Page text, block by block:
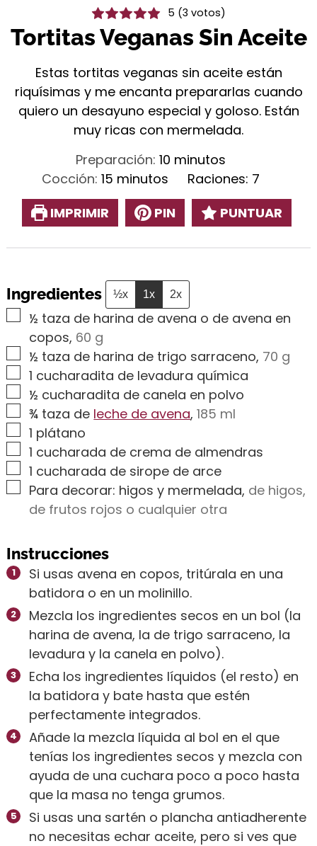
5 (3 votos)
Tortitas Veganas Sin Aceite
Estas tortitas veganas sin aceite están
riquísimas y me encanta prepararlas cuando
quiero un desayuno especial y goloso. Están
muy ricas con mermelada.
Preparación:10 minutos
minutos
Cocción:15 minutos
minutos Raciones: 7
IMPRIMIR
PIN PUNTUAR
Ingredientes ½x 1x 2x
▢
½ taza de harina de avena o de avena en
copos, 60 g
▢
½ taza de harina de trigo sarraceno, 70 g
▢1 cucharadita de levadura química
▢
½ cucharadita de canela en polvo
▢
¾ taza de leche de avena,185 ml
▢1 plátano
▢1 cucharada de crema de almendras
▢1 cucharada de sirope de arce
▢
Para decorar: higos y mermelada, de higos,
de frutos rojos o cualquier otra
Instrucciones
Si usas avena en copos, tritúrala en una
batidora o en un molinillo.
Mezcla los ingredientes secos en un bol (la
harina de avena, la de trigo sarraceno, la
levadura y la canela en polvo).
Echa los ingredientes líquidos (el resto) en
la batidora y bate hasta que estén
perfectamente integrados.
Añade la mezcla líquida al bol en el que
tenías los ingredientes secos y mezcla con
ayuda de una cuchara poco a poco hasta
que la masa no tenga grumos.
Si usas una sartén o plancha antiadherente
no necesitas echar aceite, pero si ves que